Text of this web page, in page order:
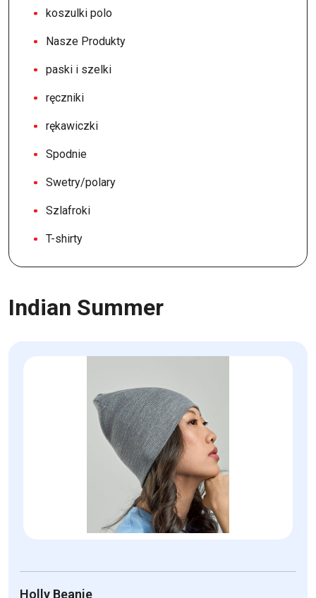
koszulki polo
Nasze Produkty
paski i szelki
ręczniki
rękawiczki
Spodnie
Swetry/polary
Szlafroki
T-shirty
Indian Summer
Holly Beanie